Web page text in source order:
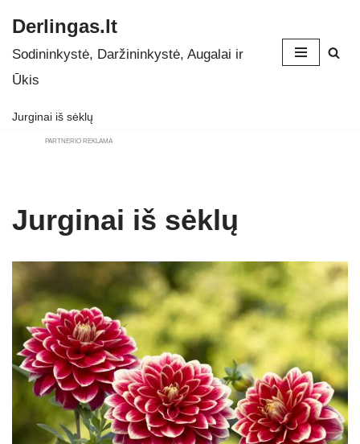
Skip
to
Derlingas.lt
Sodininkystė, Daržininkystė, Augalai ir
Ūkis
Jurginai iš sėklų
PARTNERIO REKLAMA
Jurginai iš sėklų